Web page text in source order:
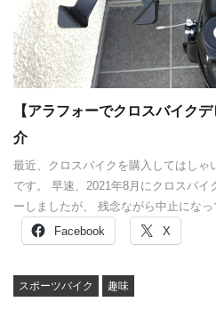
【アラフォーでクロスバイク
介
最近、クロスバイクを購入してはしゃ
です。 早速、2021年8月にクロスバイ
ーしましたが、 残念ながら中止にな
Facebook
X
スポーツバイク 趣味